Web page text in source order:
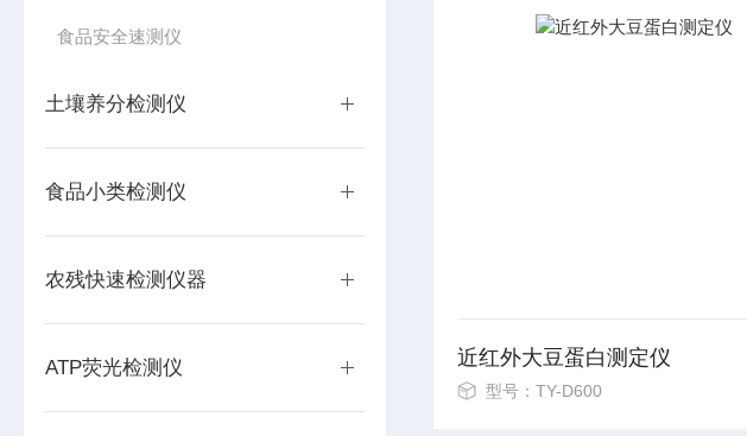
食品安全速测仪
土壤养分检测仪
食品小类检测仪
农残快速检测仪器
ATP荧光检测仪 近红外大豆蛋白测定仪
型号：TY-D600